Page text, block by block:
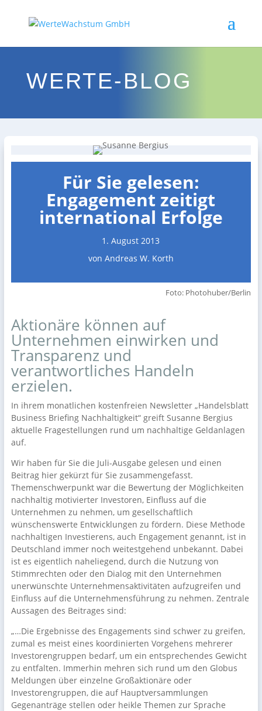
WERTE-BLOG
Für Sie gelesen:
Engagement zeitigt
international Erfolge
1. August 2013
von Andreas W. Korth
Foto: Photohuber/Berlin
Aktionäre können auf
Unternehmen einwirken und
Transparenz und
verantwortliches Handeln
erzielen.
In ihrem monatlichen kostenfreien Newsletter „Handelsblatt
Business Briefing Nachhaltigkeit“ greift Susanne Bergius
aktuelle Fragestellungen rund um nachhaltige Geldanlagen
auf.
Wir haben für Sie die Juli-Ausgabe gelesen und einen
Beitrag hier gekürzt für Sie zusammengefasst.
Themenschwerpunkt war die Bewertung der Möglichkeiten
nachhaltig motivierter Investoren, Einfluss auf die
Unternehmen zu nehmen, um gesellschaftlich
wünschenswerte Entwicklungen zu fördern. Diese Methode
nachhaltigen Investierens, auch Engagement genannt, ist in
Deutschland immer noch weitestgehend unbekannt. Dabei
ist es eigentlich naheliegend, durch die Nutzung von
Stimmrechten oder den Dialog mit den Unternehmen
unerwünschte Unternehmensaktivitäten aufzugreifen und
Einfluss auf die Unternehmensführung zu nehmen. Zentrale
Aussagen des Beitrages sind:
„…Die Ergebnisse des Engagements sind schwer zu greifen,
zumal es meist eines koordinierten Vorgehens mehrerer
Investorengruppen bedarf, um ein entsprechendes Gewicht
zu entfalten. Immerhin mehren sich rund um den Globus
Meldungen über einzelne Großaktionäre oder
Investorengruppen, die auf Hauptversammlungen
Gegenanträge stellen oder heikle Themen zur Sprache